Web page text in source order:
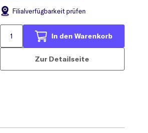
Filialverfügbarkeit prüfen
In den Warenkorb
Zur Detailseite